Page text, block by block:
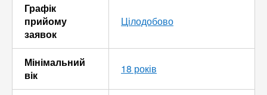
Графік
прийому
заявок
Цілодобово
Мінімальний
вік
18 років